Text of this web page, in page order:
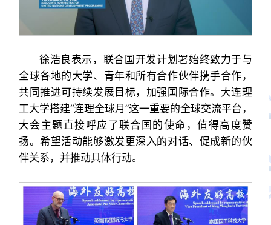
徐浩良表示，联合国开发计划署始终致力于与
全球各地的大学、青年和所有合作伙伴携手合作，
共同推进可持续发展目标，加强国际合作。大连理
工大学搭建“连理全球月”这一重要的全球交流平台，
大会主题直接呼应了联合国的使命，值得高度赞
扬。希望活动能够激发更深入的对话、促成新的伙
伴关系，并推动具体行动。